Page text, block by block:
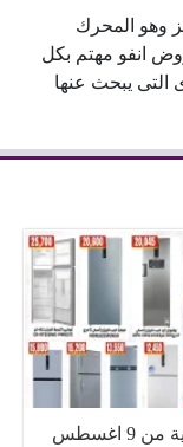
وهو المحرك
انفو مهتم بكل
يبحث عنها
عروض المحلاوى ستورز للأجهزة الكهربائية من 9 اغسطس